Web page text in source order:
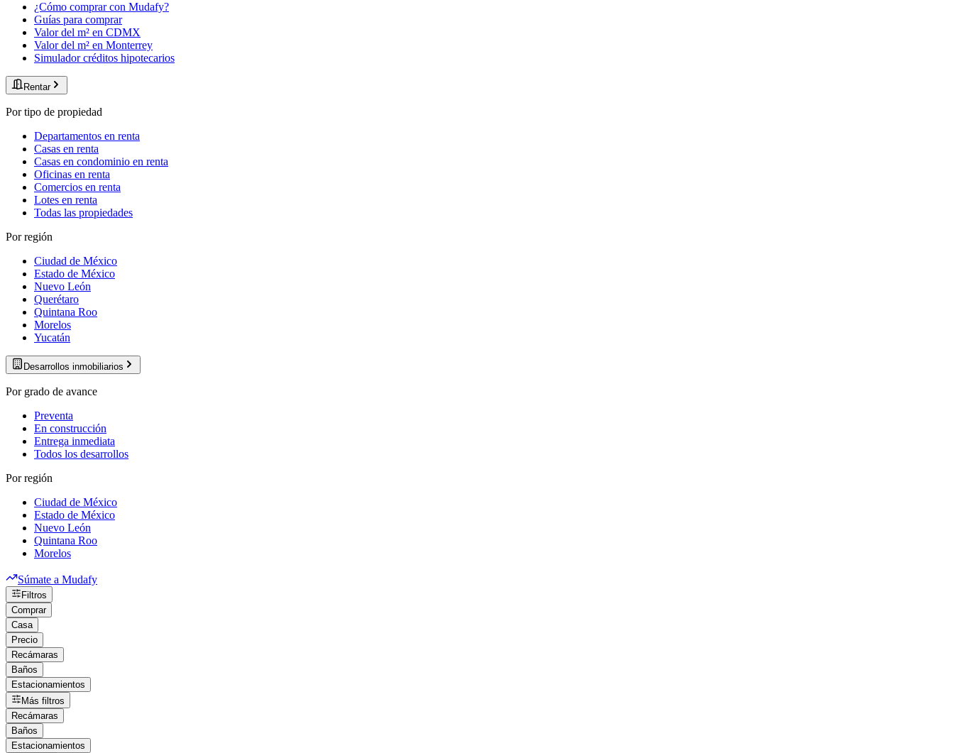
¿Cómo comprar con Mudafy?
Guías para comprar
Valor del m² en CDMX
Valor del m² en Monterrey
Simulador créditos hipotecarios
Rentar
Por tipo de propiedad
Departamentos en renta
Casas en renta
Casas en condominio en renta
Oficinas en renta
Comercios en renta
Lotes en renta
Todas las propiedades
Por región
Ciudad de México
Estado de México
Nuevo León
Querétaro
Quintana Roo
Morelos
Yucatán
Desarrollos inmobiliarios
Por grado de avance
Preventa
En construcción
Entrega inmediata
Todos los desarrollos
Por región
Ciudad de México
Estado de México
Nuevo León
Quintana Roo
Morelos
Súmate a Mudafy
Filtros
Comprar
Casa
Precio
Recámaras
Baños
Estacionamientos
Más filtros
Recámaras
Baños
Estacionamientos